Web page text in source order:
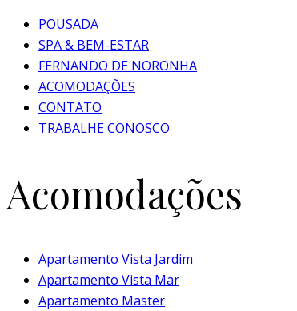
POUSADA
SPA & BEM-ESTAR
FERNANDO DE NORONHA
ACOMODAÇÕES
CONTATO
TRABALHE CONOSCO
Acomodações
Apartamento Vista Jardim
Apartamento Vista Mar
Apartamento Master